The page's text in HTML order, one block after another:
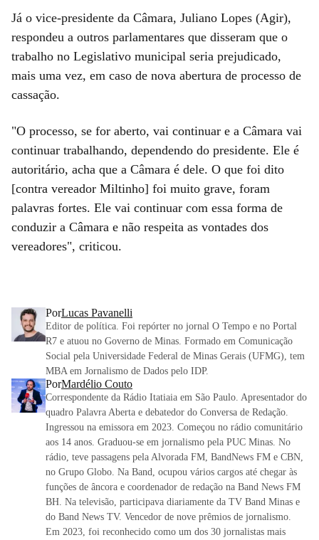
Já o vice-presidente da Câmara, Juliano Lopes (Agir),
respondeu a outros parlamentares que disseram que o
trabalho no Legislativo municipal seria prejudicado,
mais uma vez, em caso de nova abertura de processo de
cassação.
"O processo, se for aberto, vai continuar e a Câmara vai
continuar trabalhando, dependendo do presidente. Ele é
autoritário, acha que a Câmara é dele. O que foi dito
[contra vereador Miltinho] foi muito grave, foram
palavras fortes. Ele vai continuar com essa forma de
conduzir a Câmara e não respeita as vontades dos
vereadores", criticou.
PorLucas Pavanelli
Editor de política. Foi repórter no jornal O Tempo e no Portal
R7 e atuou no Governo de Minas. Formado em Comunicação
Social pela Universidade Federal de Minas Gerais (UFMG), tem
MBA em Jornalismo de Dados pelo IDP.
PorMardélio Couto
Correspondente da Rádio Itatiaia em São Paulo. Apresentador do
quadro Palavra Aberta e debatedor do Conversa de Redação.
Ingressou na emissora em 2023. Começou no rádio comunitário
aos 14 anos. Graduou-se em jornalismo pela PUC Minas. No
rádio, teve passagens pela Alvorada FM, BandNews FM e CBN,
no Grupo Globo. Na Band, ocupou vários cargos até chegar às
funções de âncora e coordenador de redação na Band News FM
BH. Na televisão, participava diariamente da TV Band Minas e
do Band News TV. Vencedor de nove prêmios de jornalismo.
Em 2023, foi reconhecido como um dos 30 jornalistas mais